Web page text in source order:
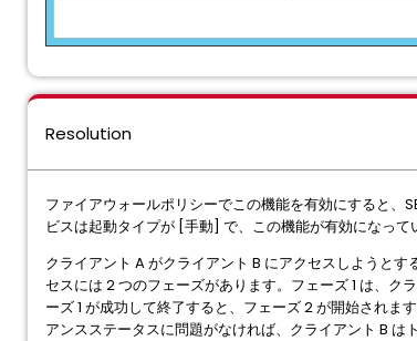
Resolution
ファイアウォールポリシーでこの機能を有効にすると
ビスは起動タイプが [手動] で、この機能が有効になって
クライアント A がクライアント B にアクセスしようと
セスには 2 つのフェーズがあります。フェーズ 1 は、ク
ーズ 1 が成功して終了すると、フェーズ 2 が開始され
アンスステータスに問題がなければ、クライアント B は